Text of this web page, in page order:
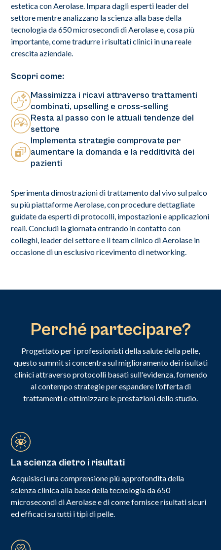
estetica con Aerolase. Impara dagli esperti leader del
settore mentre analizzano la scienza alla base della
tecnologia da 650 microsecondi di Aerolase e, cosa più
importante, come tradurre i risultati clinici in una reale
crescita aziendale.
Scopri come:
Massimizza i ricavi attraverso trattamenti
combinati, upselling e cross-selling
Resta al passo con le attuali tendenze del
settore
Implementa strategie comprovate per
aumentare la domanda e la redditività dei
pazienti
Sperimenta dimostrazioni di trattamento dal vivo sul palco
su più piattaforme Aerolase, con procedure dettagliate
guidate da esperti di protocolli, impostazioni e applicazioni
reali. Concludi la giornata entrando in contatto con
colleghi, leader del settore e il team clinico di Aerolase in
occasione di un esclusivo ricevimento di networking.
Perché partecipare?
Progettato per i professionisti della salute della pelle,
questo summit si concentra sul miglioramento dei risultati
clinici attraverso protocolli basati sull'evidenza, fornendo
al contempo strategie per espandere l'offerta di
trattamenti e ottimizzare le prestazioni dello studio.
La scienza dietro i risultati
Acquisisci una comprensione più approfondita della
scienza clinica alla base della tecnologia da 650
microsecondi di Aerolase e di come fornisce risultati sicuri
ed efficaci su tutti i tipi di pelle.